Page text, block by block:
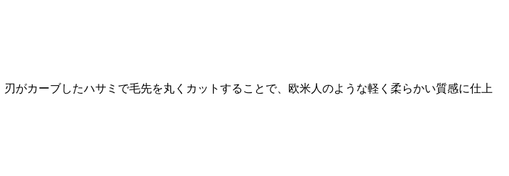
がカーブしたハサミで毛先を丸くカットすることで、欧米人のような軽く柔らかい質感に仕上